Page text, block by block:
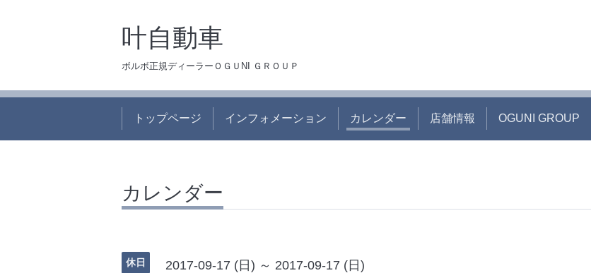
叶自動車
ボルボ正規ディーラーＯＧＵNI ＧＲＯＵＰ
トップページ インフォメーション カレンダー 店舗情報 OGUNI GROUP
カレンダー
休日 2017-09-17 (日) ～ 2017-09-17 (日)